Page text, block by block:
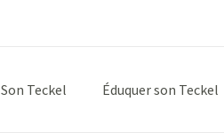
Teckel Éduquer son Teckel